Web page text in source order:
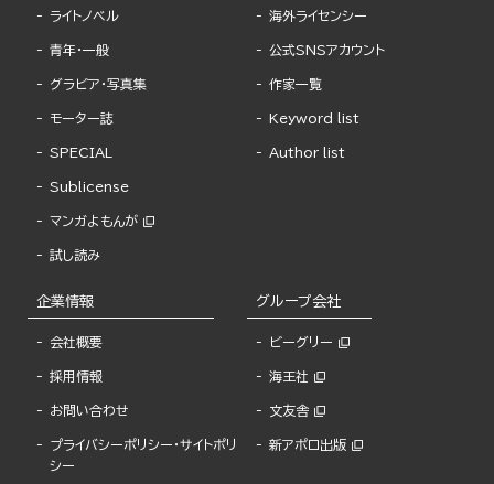
ライトノベル
青年・一般
グラビア・写真集
モーター誌
SPECIAL
Sublicense
マンガよもんが
試し読み
海外ライセンシー
公式SNSアカウント
作家一覧
Keyword list
Author list
企業情報
会社概要
採用情報
お問い合わせ
プライバシーポリシー・サイトポリ
シー
グループ会社
ビーグリー
海王社
文友舎
新アポロ出版